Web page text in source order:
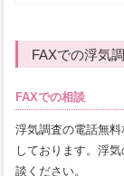
FAXでの浮気
FAXでの相談
浮気調査の電話無
しております。浮
談ください。